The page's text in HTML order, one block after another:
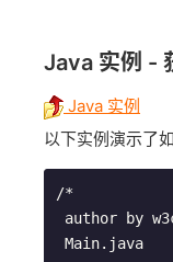
Java 实例 -
Java 实例
以下实例演示了
/*